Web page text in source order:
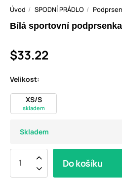
Úvod SPODNÍ PRÁDLO
Bílá sportovní
$33.22
Velikost:
XS/S
skladem
Skladem
Do košíku